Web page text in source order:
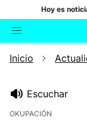
Hoy es
Buscador
Inicio
Escuchar
OKUPACIÓN